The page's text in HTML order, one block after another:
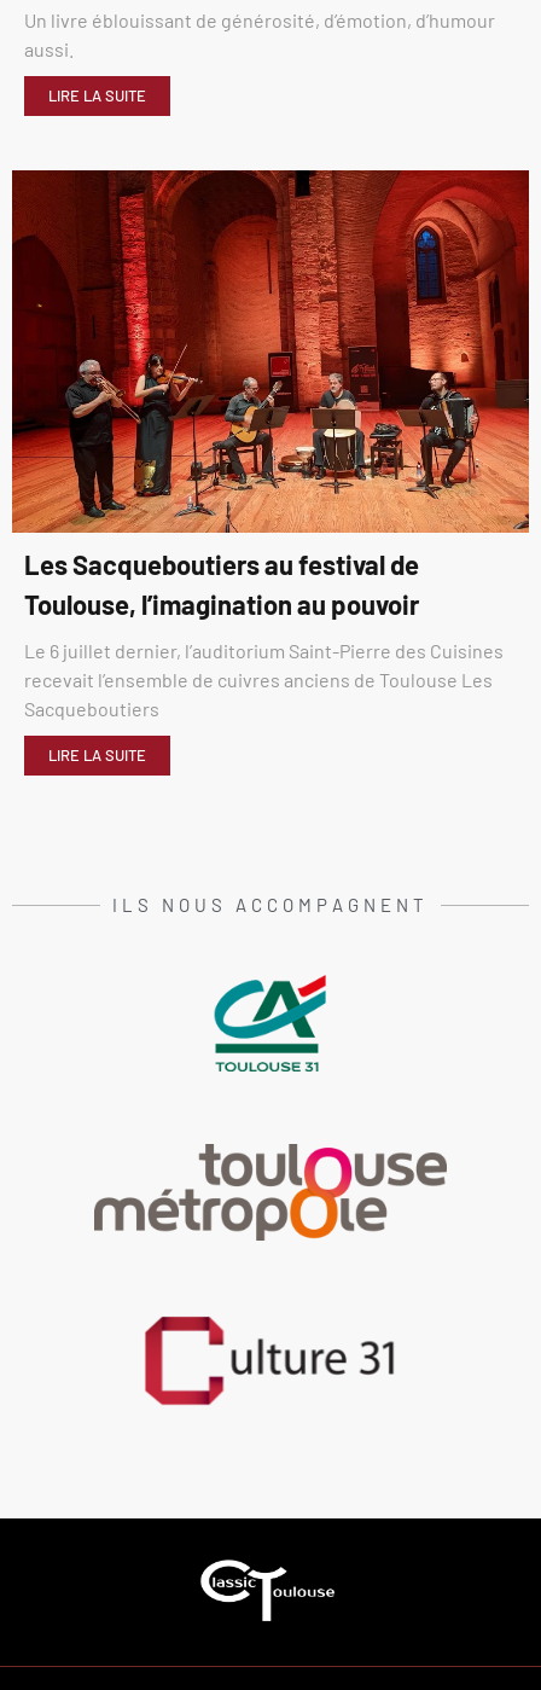
Un livre éblouissant de générosité, d’émotion, d’humour
aussi.
LIRE LA SUITE
Les Sacqueboutiers au festival de
Toulouse, l’imagination au pouvoir
Le 6 juillet dernier, l’auditorium Saint-Pierre des Cuisines
recevait l’ensemble de cuivres anciens de Toulouse Les
Sacqueboutiers
LIRE LA SUITE
ILS NOUS ACCOMPAGNENT